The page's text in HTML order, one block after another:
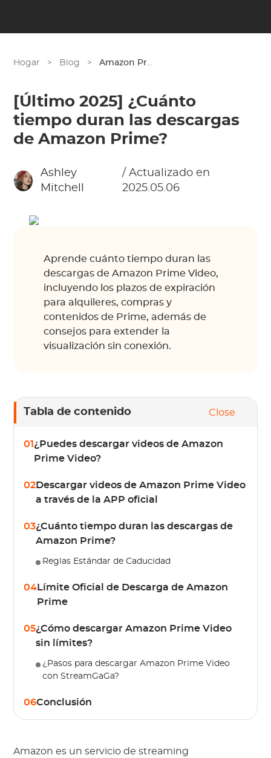
Hogar > Blog > Amazon Prime
[Último 2025] ¿Cuánto
tiempo duran las descargas
de Amazon Prime?
Ashley
Mitchell
/ Actualizado en
2025.05.06
Aprende cuánto tiempo duran las
descargas de Amazon Prime Video,
incluyendo los plazos de expiración
para alquileres, compras y
contenidos de Prime, además de
consejos para extender la
visualización sin conexión.
Tabla de contenido Close
01 ¿Puedes descargar videos de Amazon
Prime Video?
02Descargar videos de Amazon Prime Video
a través de la APP oficial
03¿Cuánto tiempo duran las descargas de
Amazon Prime?
Reglas Estándar de Caducidad
04Límite Oficial de Descarga de Amazon
Prime
05¿Cómo descargar Amazon Prime Video
sin límites?
¿Pasos para descargar Amazon Prime Video
con StreamGaGa?
06Conclusión
Amazon es un servicio de streaming